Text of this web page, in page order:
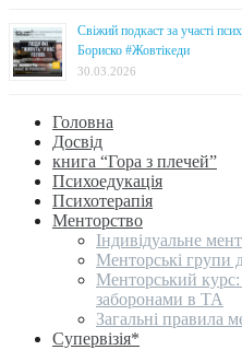
Свіжий подкаст за участі
Бориско #Жовтікеди
30.03.2026
Головна
Досвід
книга “Гора з плечей”
Психоедукація
Психотерапія
Менторство
Індивідуальне
Менторські групи
Менторський курс:
заборонами в ТА
Загальні правила
Супервізія*